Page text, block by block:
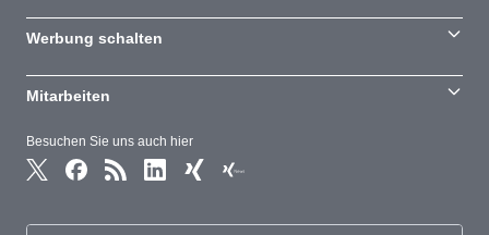
Besuchen Sie uns auch hier
Werbung schalten
Mitarbeiten